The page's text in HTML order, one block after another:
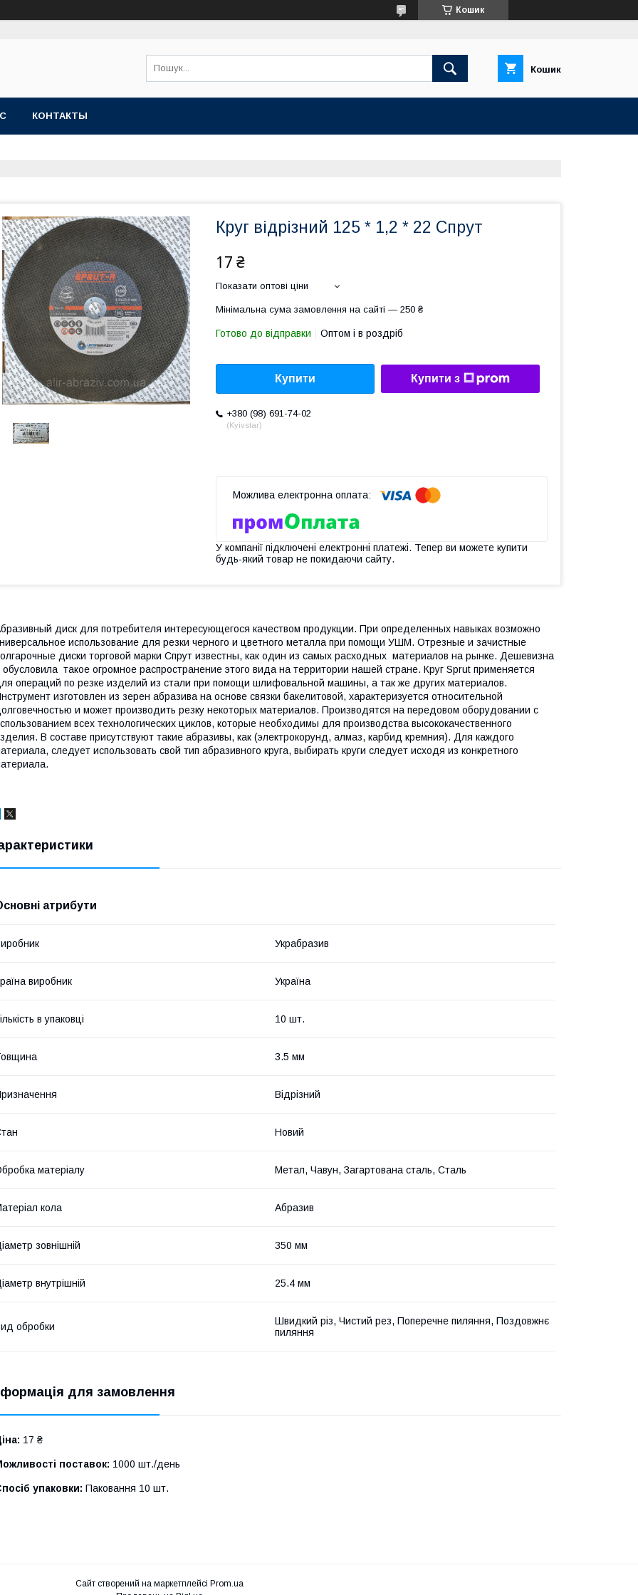
Кошик
Кошик
КОНТАКТЫ
Круг відрізний 125 * 1,2 * 22 Спрут
17 ₴
Показати оптові ціни
Мінімальна сума замовлення на сайті — 250 ₴
Готово до відправки Оптом і в роздріб
Купити Купити з
+380 (98) 691-74-02
Kyivstar
У компанії підключені електронні платежі. Тепер ви можете купити
будь-який товар не покидаючи сайту.
диск для потребителя интересующегося качеством продукции. При определенных навыках возможно
использование для резки черного и цветного металла при помощи УШМ. Отрезные и зачистные
диски торговой марки Спрут известны, как один из самых расходных материалов на рынке. Дешевизна
обусловила такое огромное распространение этого вида на территории нашей стране. Круг Sprut применяется
операций по резке изделий из стали при помощи шлифовальной машины, а так же других материалов.
изготовлен из зерен абразива на основе связки бакелитовой, характеризуется относительной
и может производить резку некоторых материалов. Производятся на передовом оборудовании с
всех технологических циклов, которые необходимы для производства высококачественного
В составе присутствуют такие абразивы, как (электрокорунд, алмаз, карбид кремния). Для каждого
следует использовать свой тип абразивного круга, выбирать круги следует исходя из конкретного
атрибути
Украбразив
виробник Україна
в упаковці 10 шт.
3.5 мм
Відрізний
Новий
матеріалу Метал, Чавун, Загартована сталь, Сталь
кола Абразив
зовнішній 350 мм
внутрішній 25.4 мм
обробки
Швидкий різ, Чистий рез, Поперечне пиляння, Поздовжнє
пиляння
для замовлення
17 ₴
поставок: 1000 шт./день
упаковки: Паковання 10 шт.
Сайт створений на маркетплейсі Prom.ua